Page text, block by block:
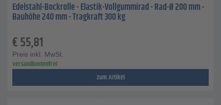
Edelstahl-Bockrolle - Elastik-Vollgummirad - Rad-Ø 200 mm -
Bauhöhe 240 mm - Tragkraft 300 kg
€55,81
Preis inkl. MwSt.
versandkostenfrei
zum Artikel